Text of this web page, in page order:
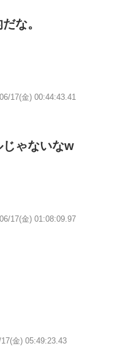
な。
17(金) 00:44:43.41
じゃないなw
17(金) 01:08:09.97
金) 05:49:23.43